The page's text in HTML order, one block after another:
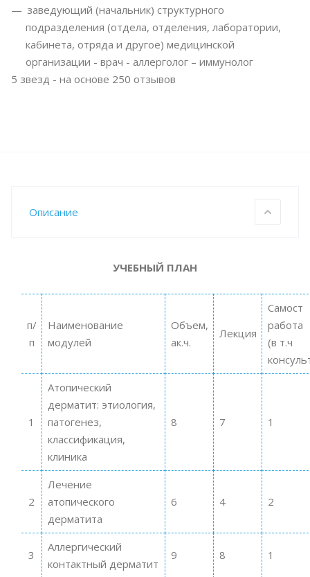
заведующий (начальник) структурного
подразделения (отдела, отделения, лаборатории,
кабинета, отряда и другое) медицинской
организации - врач - аллерголог – иммунолог
5 звезд - на основе 250 отзывов
Описание
УЧЕБНЫЙ ПЛАН
п/
п
Наименование
модулей
Объем,
ак.ч.
Лекция
Самост
работа
(в т.ч
1
Атопический
дерматит: этиология,
патогенез,
классификация,
клиника
8 7 1
2
Лечение
атопического
дерматита
6 4 2
3
Аллергический
контактный дерматит
9 8 1